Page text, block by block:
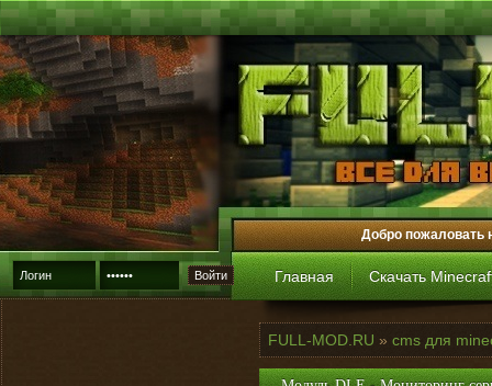
Войти
Добро пожаловать
Главная Скачать
FULL-MOD.RU » cms для